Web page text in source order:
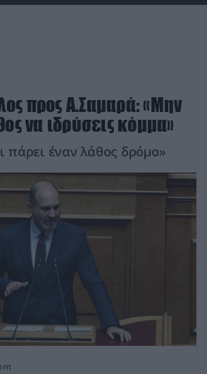
προς Α.Σαμαρά: «Μην
να ιδρύσεις κόμμα»
πάρει έναν λάθος δρόμο»